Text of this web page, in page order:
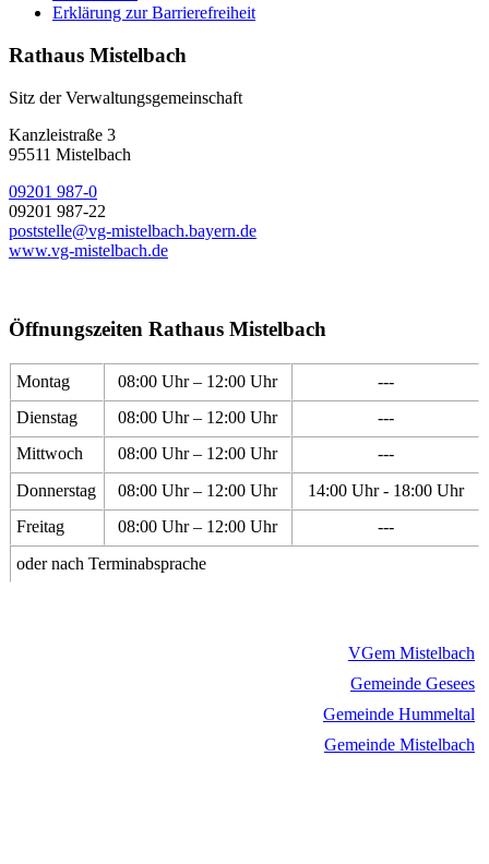
Erklärung zur Barrierefreiheit
Rathaus Mistelbach
Sitz der Verwaltungsgemeinschaft
Kanzleistraße 3
95511 Mistelbach
09201 987-0
09201 987-22
poststelle@vg-mistelbach.bayern.de
www.vg-mistelbach.de
Öffnungszeiten Rathaus Mistelbach
Montag 08:00 Uhr – 12:00 Uhr
---
Dienstag
08:00 Uhr – 12:00 Uhr
---
Mittwoch
08:00 Uhr – 12:00 Uhr
---
Donnerstag
08:00 Uhr – 12:00 Uhr
14:00 Uhr - 18:00 Uhr
Freitag
08:00 Uhr – 12:00 Uhr
---
oder nach Terminabsprache
VGem Mistelbach
Gemeinde Gesees
Gemeinde Hummeltal
Gemeinde Mistelbach